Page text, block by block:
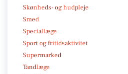
Skønheds- og hudpleje
Smed
Speciallæge
Sport og fritidsaktivitet
Supermarked
Tandlæge